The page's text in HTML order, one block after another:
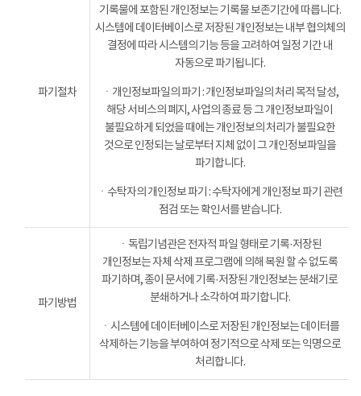
파기절차
기록물에 포함된 개인정보는 기록물 보존기간에 따릅니다.
시스템에 데이터베이스로 저장된 개인정보는 내부 협의체의
결정에 따라 시스템의 기능 등을 고려하여 일정 기간 내
자동으로 파기됩니다.
ㆍ개인정보파일의 파기 : 개인정보파일의 처리 목적 달성,
해당 서비스의 폐지, 사업의 종료 등 그 개인정보파일이
불필요하게 되었을 때에는 개인정보의 처리가 불필요한
것으로 인정되는 날로부터 지체 없이 그 개인정보파일을
파기합니다.
ㆍ수탁자의 개인정보 파기 : 수탁자에게 개인정보 파기 관련
점검 또는 확인서를 받습니다.
파기방법
ㆍ독립기념관은 전자적 파일 형태로 기록·저장된
개인정보는 자체 삭제 프로그램에 의해 복원 할 수 없도록
파기하며, 종이 문서에 기록·저장된 개인정보는 분쇄기로
분쇄하거나 소각하여 파기합니다.
ㆍ시스템에 데이터베이스로 저장된 개인정보는 데이터를
삭제하는 기능을 부여하여 정기적으로 삭제 또는 익명으로
처리합니다.